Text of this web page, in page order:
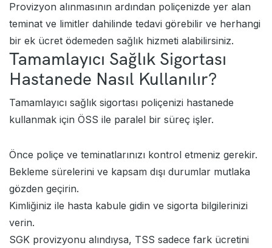
Provizyon alınmasının ardından poliçenizde yer alan
teminat ve limitler dahilinde tedavi görebilir ve herhangi
bir ek ücret ödemeden sağlık hizmeti alabilirsiniz.
Tamamlayıcı Sağlık Sigortası
Hastanede Nasıl Kullanılır?
Tamamlayıcı sağlık sigortası poliçenizi hastanede
kullanmak için ÖSS ile paralel bir süreç işler.
Önce poliçe ve teminatlarınızı kontrol etmeniz gerekir.
Bekleme sürelerini ve kapsam dışı durumlar mutlaka
gözden geçirin.
Kimliğiniz ile hasta kabule gidin ve sigorta bilgilerinizi
verin.
SGK provizyonu alındıysa, TSS sadece fark ücretini